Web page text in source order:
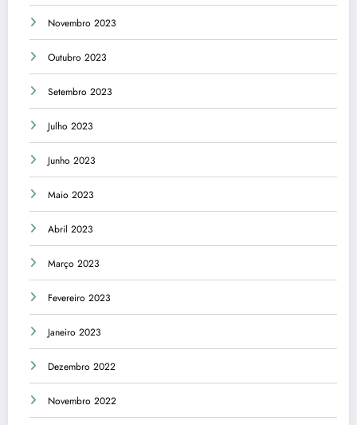
Novembro 2023
Outubro 2023
Setembro 2023
Julho 2023
Junho 2023
Maio 2023
Abril 2023
Março 2023
Fevereiro 2023
Janeiro 2023
Dezembro 2022
Novembro 2022